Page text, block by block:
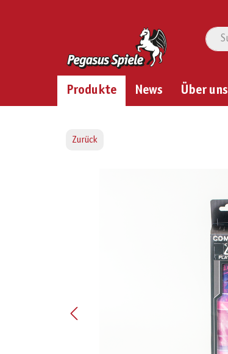
Produkte News Über uns
Zurück